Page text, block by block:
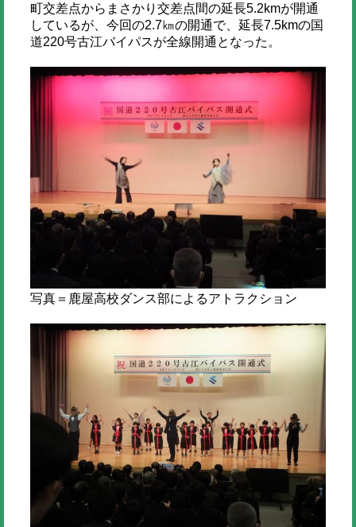
町交差点からまさかり交差点間の延⾧5.2kmが開通
しているが、今回の2.7㎞の開通で、延⾧7.5kmの国
道220号古江バイパスが全線開通となった。
写真＝鹿屋高校ダンス部によるアトラクション